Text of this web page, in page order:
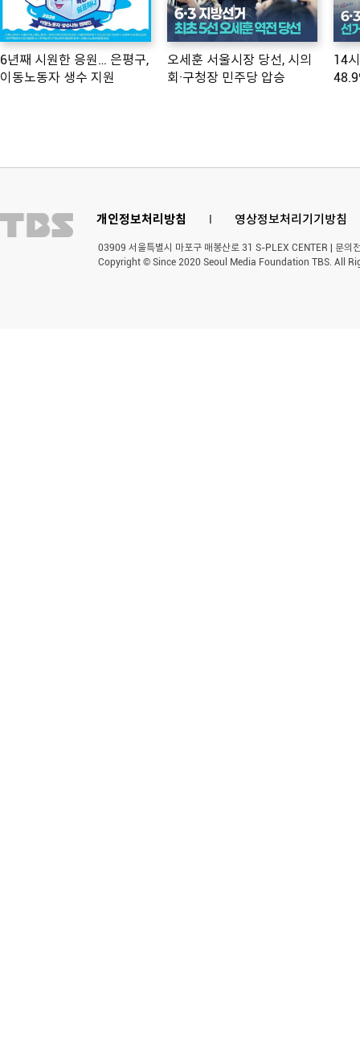
6년째 시원한 응원… 은평구,
이동노동자 생수 지원
오세훈 서울시장 당선, 시의
회·구청장 민주당 압승
14
개인정보처리방침 l 영상정보처리기기방침
03909 서울특별시 마포구 매봉산로 31 S-PLEX CENTER | 문
Copyright © Since 2020 Seoul Media Foundation TBS. All